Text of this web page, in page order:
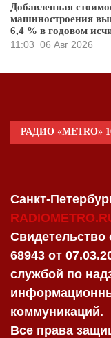
Добавленная
машиностроения
6,4 % в годовом
11:03 06 Авг 2026
РАДИО «METRO»
Санкт-
68943 от
службой по
коммуникаций.
Все права